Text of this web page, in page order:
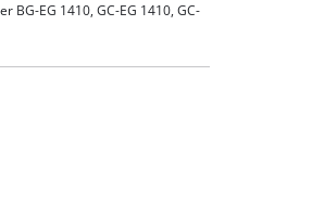
BG-EG 1410, GC-EG 1410, GC-